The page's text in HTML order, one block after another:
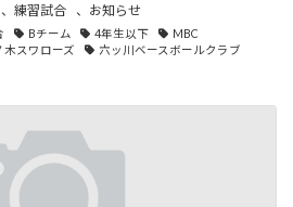
、 練習試合 、 お知らせ
Bチーム 4年生以下
MBC
木スワローズ
六ッ川ベースボールクラブ